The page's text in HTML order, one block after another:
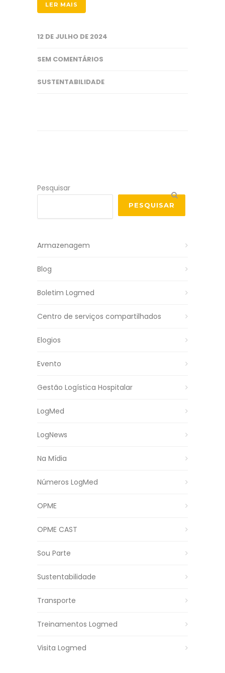
LER MAIS
12 DE JULHO DE 2024
SEM COMENTÁRIOS
SUSTENTABILIDADE
Pesquisar
PESQUISAR
Armazenagem
Blog
Boletim Logmed
Centro de serviços compartilhados
Elogios
Evento
Gestão Logística Hospitalar
LogMed
LogNews
Na Mídia
Números LogMed
OPME
OPME CAST
Sou Parte
Sustentabilidade
Transporte
Treinamentos Logmed
Visita Logmed